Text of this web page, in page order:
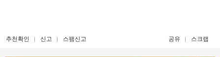
추천확인 신고 스팸신고 공유 스크랩